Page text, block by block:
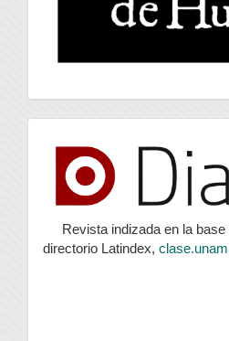
index
Revista indizada en la
directorio Latindex,